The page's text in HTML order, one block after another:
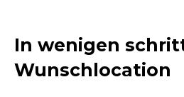
In wenigen
Wunschlocation